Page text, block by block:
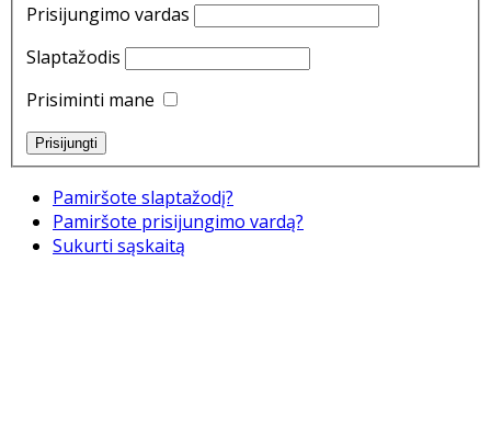
Prisijungimo vardas
Slaptažodis
Prisiminti mane
Pamiršote slaptažodį?
Pamiršote prisijungimo vardą?
Sukurti sąskaitą